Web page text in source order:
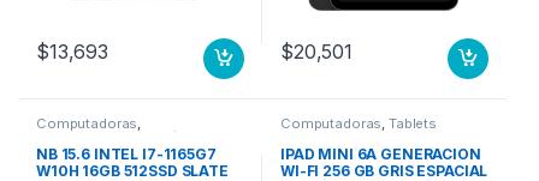
$13,693 $20,501
Computadoras,
Computadoras Portátiles
NB 15.6 INTEL I7-1165G7
W10H 16GB 512SSD SLATE
Computadoras,Tablets
IPAD MINI 6A GENERACION
WI-FI 256 GB GRIS ESPACIAL